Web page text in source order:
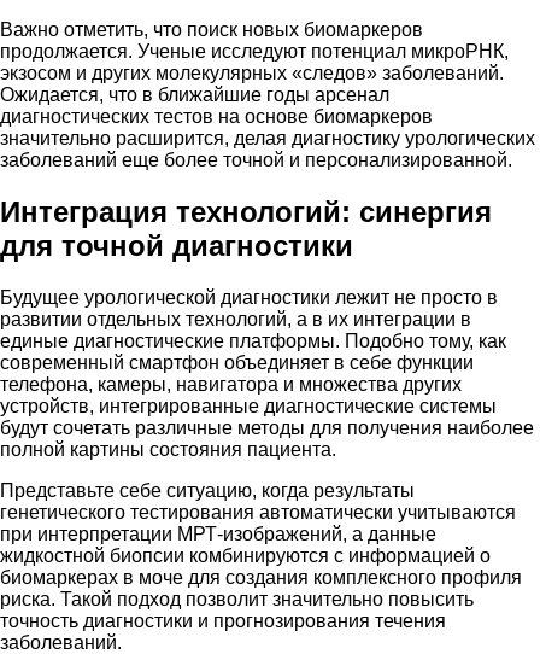
Важно отметить, что поиск новых биомаркеров
продолжается. Ученые исследуют потенциал микроРНК,
экзосом и других молекулярных «следов» заболеваний.
Ожидается, что в ближайшие годы арсенал
диагностических тестов на основе биомаркеров
значительно расширится, делая диагностику урологических
заболеваний еще более точной и персонализированной.
Интеграция технологий: синергия
для точной диагностики
Будущее урологической диагностики лежит не просто в
развитии отдельных технологий, а в их интеграции в
единые диагностические платформы. Подобно тому, как
современный смартфон объединяет в себе функции
телефона, камеры, навигатора и множества других
устройств, интегрированные диагностические системы
будут сочетать различные методы для получения наиболее
полной картины состояния пациента.
Представьте себе ситуацию, когда результаты
генетического тестирования автоматически учитываются
при интерпретации МРТ-изображений, а данные
жидкостной биопсии комбинируются с информацией о
биомаркерах в моче для создания комплексного профиля
риска. Такой подход позволит значительно повысить
точность диагностики и прогнозирования течения
заболеваний.